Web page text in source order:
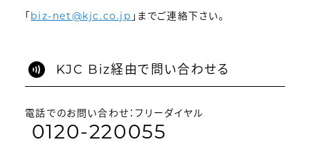
「biz-net@kjc.co.jp 」までご連絡下さい。
KJC Biz経由で問い合わせる
電話でのお問い合わせ：フリーダイヤル
0120-220055